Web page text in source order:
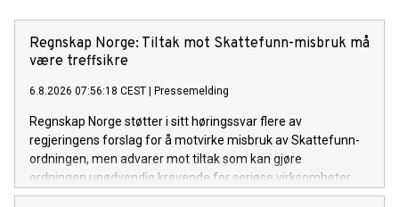
Regnskap Norge: Tiltak mot Skattefunn-misbruk må
være treffsikre
6.8.2026 07:56:18 CEST Pressemelding
Regnskap Norge støtter i sitt høringssvar flere av
regjeringens forslag for å motvirke misbruk av Skattefunn-
ordningen, men advarer mot tiltak som kan gjøre
ordningen unødvendig krevende for seriøse virksomheter.